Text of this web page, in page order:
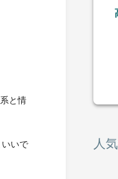
と情
いで
人